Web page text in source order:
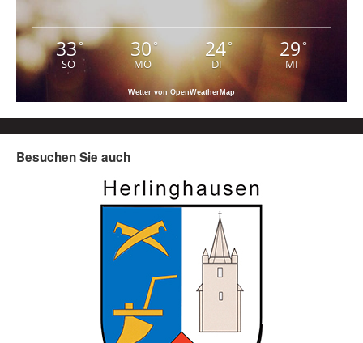
33°
SO
30°
MO
24°
DI
29°
MI
Wetter von OpenWeatherMap
Besuchen Sie auch